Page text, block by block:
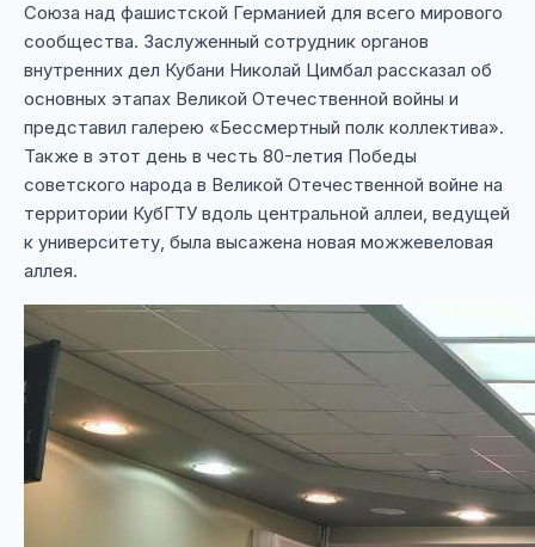
Союза над фашистской Германией для всего мирового
сообщества. Заслуженный сотрудник органов
внутренних дел Кубани Николай Цимбал рассказал об
основных этапах Великой Отечественной войны и
представил галерею «Бессмертный полк коллектива».
Также в этот день в честь 80-летия Победы
советского народа в Великой Отечественной войне на
территории КубГТУ вдоль центральной аллеи, ведущей
к университету, была высажена новая можжевеловая
аллея.